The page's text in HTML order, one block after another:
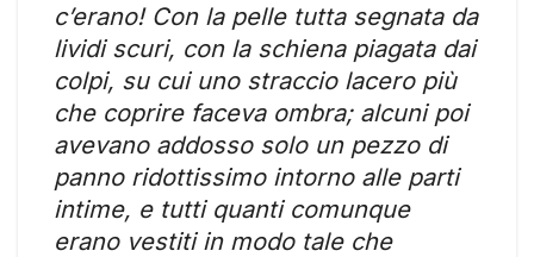
c’erano! Con la pelle tutta segnata da
lividi scuri, con la schiena piagata dai
colpi, su cui uno straccio lacero più
che coprire faceva ombra; alcuni poi
avevano addosso solo un pezzo di
panno ridottissimo intorno alle parti
intime, e tutti quanti comunque
erano vestiti in modo tale che